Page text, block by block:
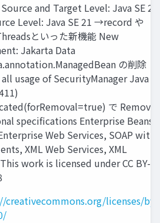
and Target Level: Java SE 21
Level: Java SE 21 →record や
といった新機能 New
Jakarta Data
の削除
usage of SecurityManager Java
で Remove
specifications Enterprise Beans
Web Services, SOAP with
XML Web Services, XML
work is licensed under CC BY-
licenses/by-